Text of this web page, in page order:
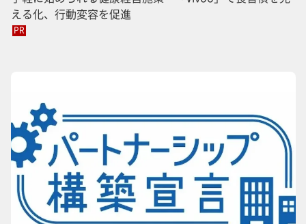
える化、行動変容を促進
PR